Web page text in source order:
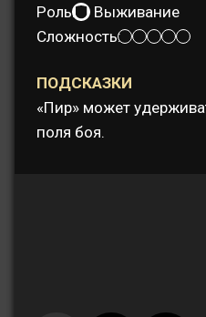
Роль:
Выживание
Сложность:
ПОДСКАЗКИ
«Пир» может
поля боя.